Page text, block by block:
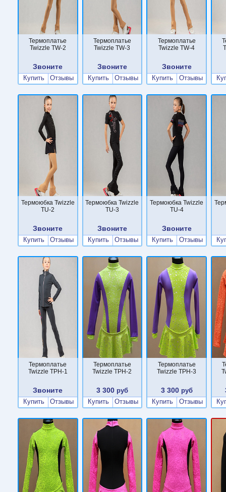
Термоплатье
Twizzle TW-2
Звоните
Купить Отзывы
Термоплатье
Twizzle TW-3
Звоните
Купить Отзывы
Термоплатье
Twizzle TW-4
Звоните
Купить Отзывы
Термоюбка Twizzle
TU-2
Звоните
Купить Отзывы
Термоюбка Twizzle
TU-3
Звоните
Купить Отзывы
Термоюбка Twizzle
TU-4
Звоните
Купить Отзывы
Термоплатье
Twizzle TPН-1
Звоните
Купить Отзывы
Термоплатье
Twizzle TPН-2
3 300 руб
Купить
Отзывы
Термоплатье
Twizzle TPН-3
3 300руб
Купить
Отзывы